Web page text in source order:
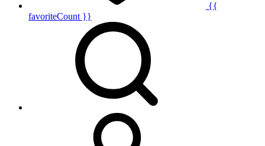
{{
favoriteCount }}